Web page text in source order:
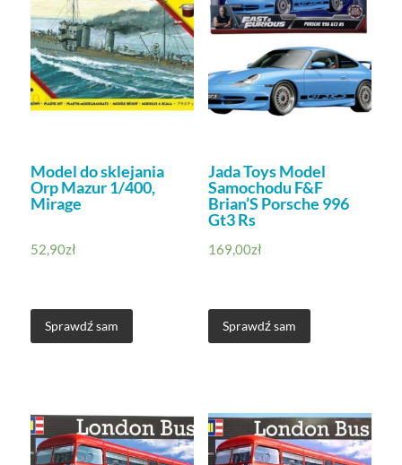
Model do sklejania
Orp Mazur 1/400,
Mirage
52,90zł
Sprawdź sam
Jada Toys Model
Samochodu F&F
Brian’S Porsche 996
Gt3 Rs
169,00zł
Sprawdź sam